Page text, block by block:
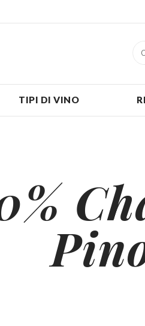
TIPI DI VINO